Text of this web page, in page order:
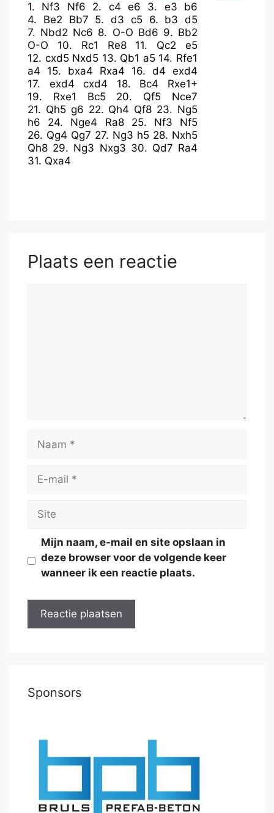
1. Nf3 Nf6 2. c4 e6 3. e3
b6
4. Be2 Bb7 5. d3 c5 6. b3 d5
7. Nbd2 Nc6 8. O-O Bd6 9. Bb2
O-O
10. Rc1 Re8 11. Qc2
e5
12. cxd5 Nxd5 13. Qb1 a5 14. Rfe1
a4
15. bxa4 Rxa4 16. d4 exd4
17. exd4 cxd4 18. Bc4
Rxe1+
19. Rxe1 Bc5 20. Qf5
Nce7
21. Qh5 g6 22. Qh4 Qf8 23. Ng5
h6
24. Nge4 Ra8 25. Nf3
Nf5
26. Qg4 Qg7 27. Ng3 h5 28. Nxh5
Qh8 29. Ng3 Nxg3 30. Qd7 Ra4
31. Qxa4
Plaats een reactie
Naam
Site
Mijn naam, e-mail en site opslaan in
deze browser voor de volgende keer
wanneer ik een reactie plaats.
Sponsors